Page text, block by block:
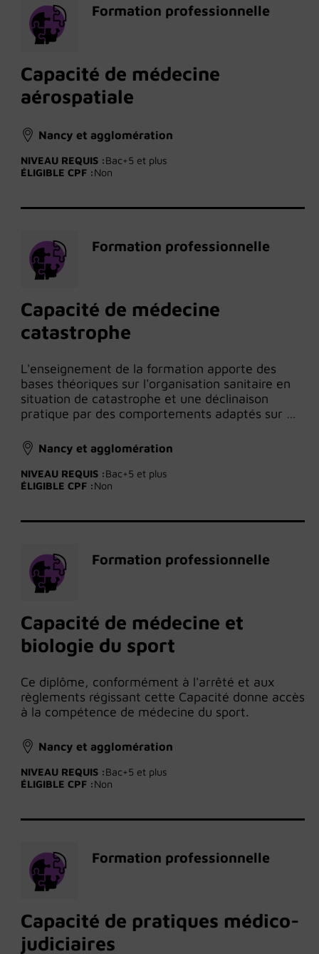
Formation professionnelle
Capacité de médecine
aérospatiale
Nancy et agglomération
NIVEAU REQUIS :Bac+5 et plus
ÉLIGIBLE CPF :Non
Formation professionnelle
Capacité de médecine
catastrophe
L'enseignement de la formation apporte des
bases théoriques sur l'organisation sanitaire en
situation de catastrophe et une déclinaison
pratique par des comportements adaptés sur …
Nancy et agglomération
NIVEAU REQUIS :Bac+5 et plus
ÉLIGIBLE CPF :Non
Formation professionnelle
Capacité de médecine et
biologie du sport
Ce diplôme, conformément à l'arrêté et aux
règlements régissant cette Capacité donne accès
à la compétence de médecine du sport.
Nancy et agglomération
NIVEAU REQUIS :Bac+5 et plus
ÉLIGIBLE CPF :Non
Formation professionnelle
Capacité de pratiques médico-
judiciaires